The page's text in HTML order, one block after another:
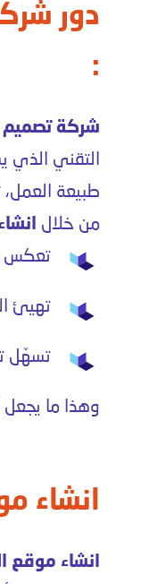
دور
:
شركة تصميم
التقني الذي
طبيعة
من خلال
تعكس
تهيئ
تسهّل
وهذا ما
انشاء
انشاء موقع